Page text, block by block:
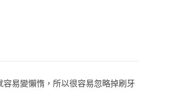
易變懶惰，所以很容易忽略掉刷牙